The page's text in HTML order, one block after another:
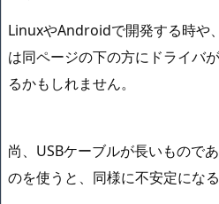
LinuxやAndroidで開発する時や
は同ページの下の方にドライバ
るかもしれません。
尚、USBケーブルが長いもので
のを使うと、同様に不安定になる